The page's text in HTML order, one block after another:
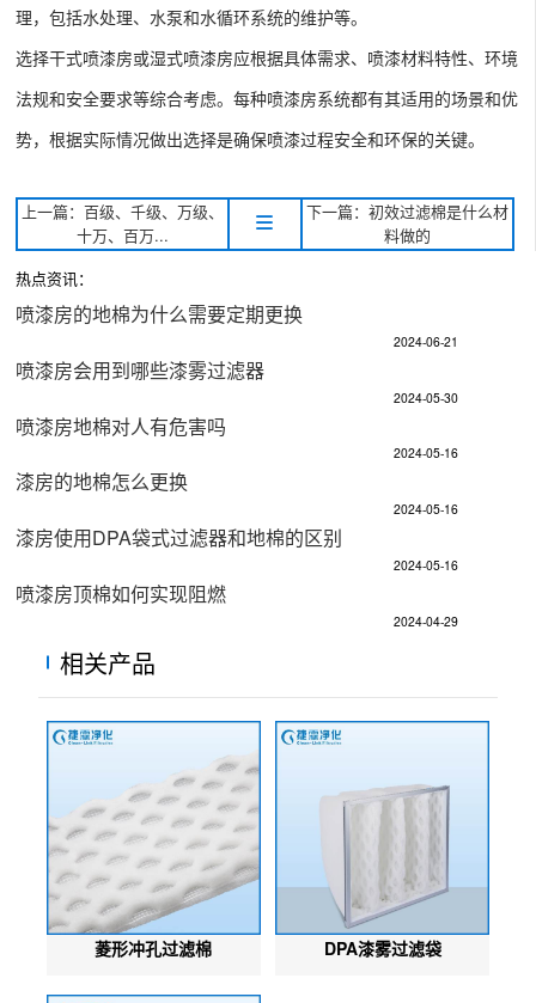
理，包括水处理、水泵和水循环系统的维护等。
选择干式喷漆房或湿式喷漆房应根据具体需求、喷漆材料特性、环境
法规和安全要求等综合考虑。每种喷漆房系统都有其适用的场景和优
势，根据实际情况做出选择是确保喷漆过程安全和环保的关键。
上一篇：百级、千级、万级、
十万、百万...
下一篇：初效过滤棉是什么材
料做的
热点资讯：
喷漆房的地棉为什么需要定期更换
2024-06-21
喷漆房会用到哪些漆雾过滤器
2024-05-30
喷漆房地棉对人有危害吗
2024-05-16
漆房的地棉怎么更换
2024-05-16
漆房使用DPA袋式过滤器和地棉的区别
2024-05-16
喷漆房顶棉如何实现阻燃
2024-04-29
相关产品
菱形冲孔过滤棉 DPA漆雾过滤袋